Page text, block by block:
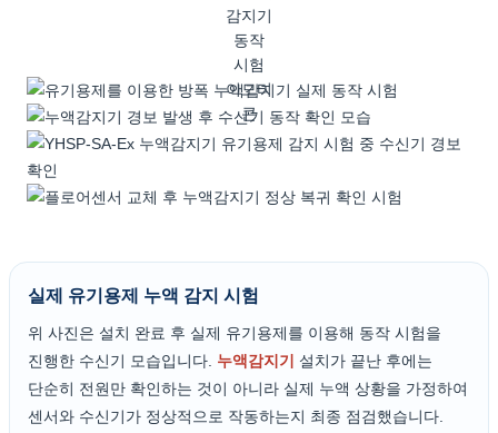
실제 유기용제 누액 감지 시험
위 사진은 설치 완료 후 실제 유기용제를 이용해 동작 시험을
진행한 수신기 모습입니다. 누액감지기
설치가 끝난 후에는
단순히 전원만 확인하는 것이 아니라 실제 누액 상황을 가정하여
센서와 수신기가 정상적으로 작동하는지 최종 점검했습니다.